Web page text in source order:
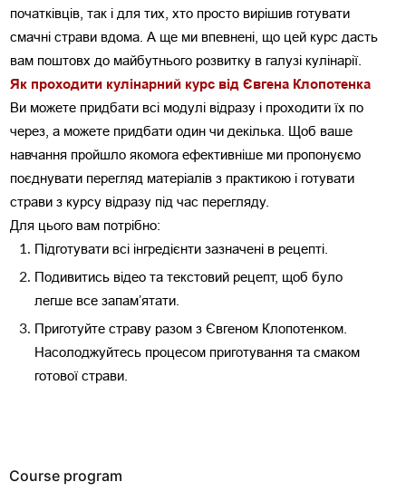
початківців, так і для тих, хто просто вирішив готувати
смачні страви вдома. А ще ми впевнені, що цей курс дасть
вам поштовх до майбутнього розвитку в галузі кулінарії.
Як проходити кулінарний курс від Євгена Клопотенка
Ви можете придбати всі модулі відразу і проходити їх по
через, а можете придбати один чи декілька. Щоб ваше
навчання пройшло якомога ефективніше ми пропонуємо
поєднувати перегляд матеріалів з практикою і готувати
страви з курсу відразу під час перегляду.
Для цього вам потрібно:
Підготувати всі інгредієнти зазначені в рецепті.
Подивитись відео та текстовий рецепт, щоб було
легше все запамʼятати.
Приготуйте страву разом з Євгеном Клопотенком.
Насолоджуйтесь процесом приготування та смаком
готової страви.
Course program